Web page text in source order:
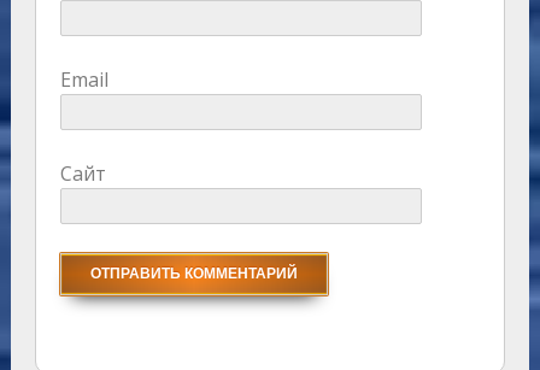
Email
Сайт